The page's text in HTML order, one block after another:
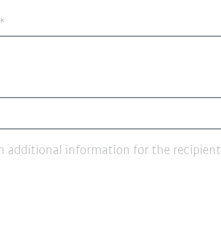
additional information for the recipient